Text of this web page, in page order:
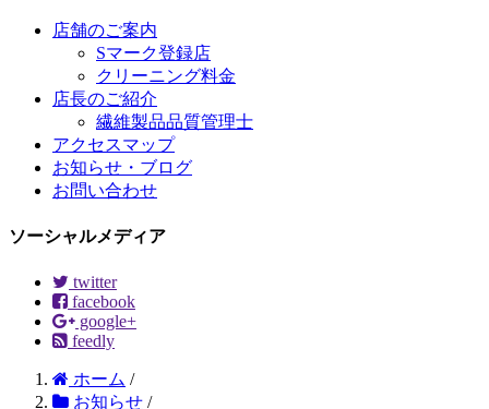
店舗のご案内
Sマーク登録店
クリーニング料金
店長のご紹介
繊維製品品質管理士
アクセスマップ
お知らせ・ブログ
お問い合わせ
ソーシャルメディア
twitter
facebook
google+
feedly
ホーム /
お知らせ /